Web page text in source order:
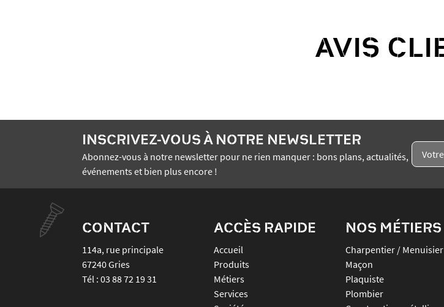
AVIS
INSCRIVEZ-VOUS À NOTRE NEWSLETTER
Abonnez-vous à notre newsletter pour ne rien manquer : bons plans, actualités,
événements et bien plus encore !
CONTACT
114a, rue principale
67240Gries
Tél :03 88 72 19 31
ACCÈS RAPIDE
Accueil
Produits
Métiers
Services
NOS MÉTIERS
Charpentier / Menuisier
Maçon
Plaquiste
Plombier